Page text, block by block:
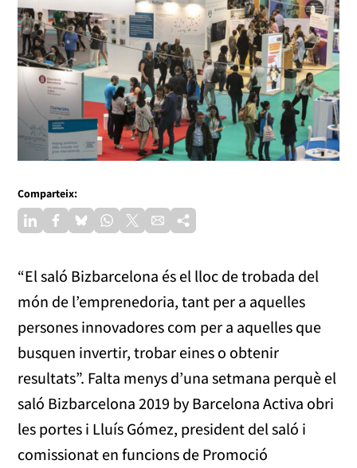
Comparteix:
“El saló Bizbarcelona és el lloc de trobada del
món de l’emprenedoria, tant per a aquelles
persones innovadores com per a aquelles que
busquen invertir, trobar eines o obtenir
resultats”. Falta menys d’una setmana perquè el
saló Bizbarcelona 2019 by Barcelona Activa obri
les portes i Lluís Gómez, president del saló i
comissionat en funcions de Promoció